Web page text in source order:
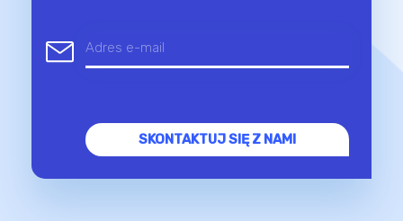
SKONTAKTUJ SIĘ Z NAMI